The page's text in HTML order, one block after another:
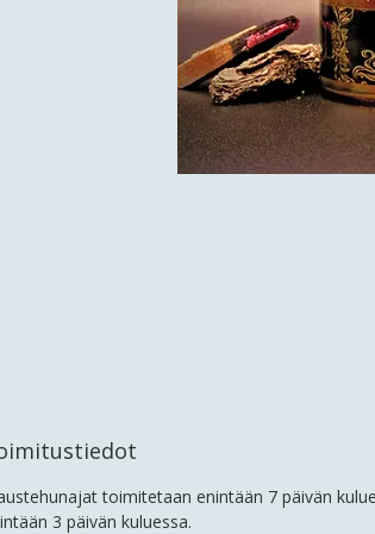
toimitetaan enintään 7 päivän
3 päivän kuluessa.